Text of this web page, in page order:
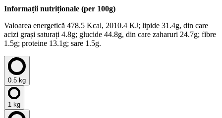
Informații nutriționale (per 100g)
Valoarea energetică 478.5 Kcal, 2010.4 KJ; lipide 31.4g, din care
acizi grași saturați 4.8g; glucide 44.8g, din care zaharuri 24.7g; fibre
1.5g; proteine 13.1g; sare 1.5g.
0.5 kg
1 kg